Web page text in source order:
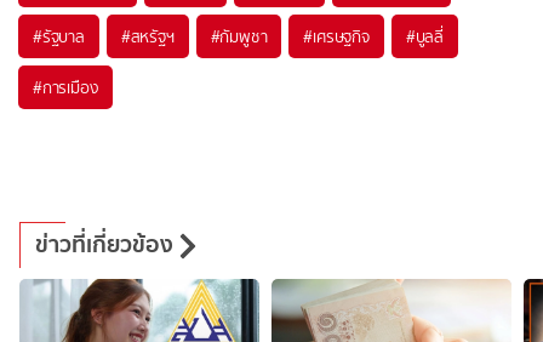
#รัฐบาล #สหรัฐฯ #กัมพูชา #เศรษฐกิจ #บูลลี่
#การเมือง
ข่าวที่เกี่ยวข้อง